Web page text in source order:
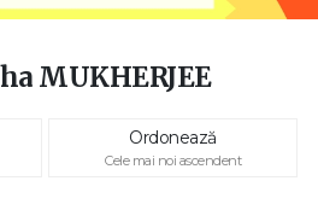
MUKHERJEE
Ordonează
Cele mai noi ascendent